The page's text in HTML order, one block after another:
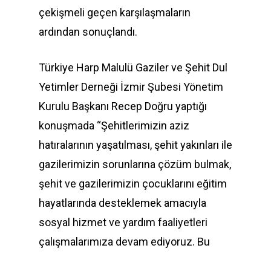
çekişmeli geçen karşılaşmaların
ardından sonuçlandı.
Türkiye Harp Malulü Gaziler ve Şehit Dul
Yetimler Derneği İzmir Şubesi Yönetim
Kurulu Başkanı Recep Doğru yaptığı
konuşmada “Şehitlerimizin aziz
hatıralarının yaşatılması, şehit yakınları ile
gazilerimizin sorunlarına çözüm bulmak,
şehit ve gazilerimizin çocuklarını eğitim
hayatlarında desteklemek amacıyla
sosyal hizmet ve yardım faaliyetleri
çalışmalarımıza devam ediyoruz. Bu